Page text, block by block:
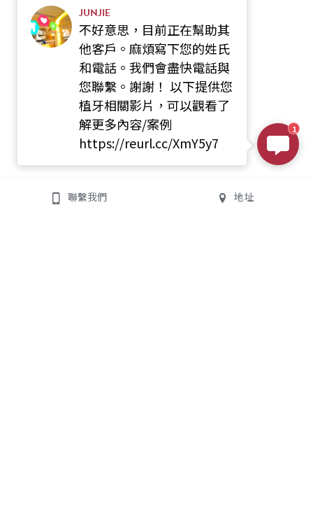
聯繫我們 地址
JUNJIE
不好意思，目前正在幫助其
他客戶。麻煩寫下您的姓氏
和電話。我們會盡快電話與
您聯繫。謝謝！ 以下提供您
植牙相關影片，可以觀看了
解更多內容/案例
https://reurl.cc/XmY5y7
1